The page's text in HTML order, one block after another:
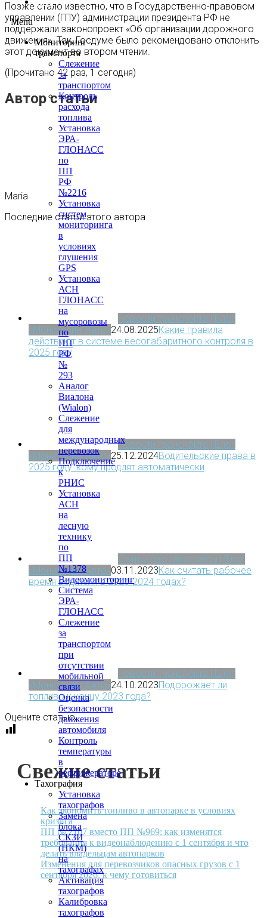
Menu
Мониторинг
транспорта
Слежение
за
транспортом
Контроль
расхода
топлива
Установка
ЭРА-
ГЛОНАСС
по
ПП
РФ
№2216
Установка
систем
мониторинга
в
условиях
глушения
GPS
Установка
АСН
ГЛОНАСС
на
мусоровозы
по
ПП
РФ
№
293
Аналог
Виалона
(Wialon)
Слежение
для
международных
перевозок
Подключение
к
РНИС
Установка
АСН
на
лесную
технику
по
ПП
№1378
Видеомониторинг
Система
ЭРА-
ГЛОНАСС
Слежение
за
транспортом
при
отсутствии
мобильной
связи
Оценка
безопасности
движения
автомобиля
Контроль
температуры
в
рефрижераторе
Тахография
Установка
тахографов
Замена
блока
СКЗИ
(НКМ)
на
тахографах
Активация
тахографов
Калибровка
тахографов
Позже стало известно, что в Государственно-правовом
управлении (ГПУ) администрации президента РФ не
поддержали законопроект «Об организации дорожного
движения». Так, Госдуме было рекомендовано отклонить
этот документ во втором чтении.
(Прочитано 42 раз, 1 сегодня)
Автор статьи
Maria
Последние статьи этого автора
Новости транспорта | Блог
«МониторингАвто»24.08.2025Какие правила
действуют в системе весогабаритного контроля в
2025 году
Новости транспорта | Блог
«МониторингАвто»25.12.2024Водительские права в
2025 году: кому продлят автоматически
Статьи про тахографы | Блог
«МониторингАвто»03.11.2023Как считать рабочее
время водителя в 2023-2024 годах?
Новости транспорта | Блог
«МониторингАвто»24.10.2023Подорожает ли
топливо к концу 2023 года?
Оцените статью
Свежие статьи
Как экономить топливо в автопарке в условиях
кризиса
ПП № 2107 вместо ПП №969: как изменятся
требования к видеонаблюдению с 1 сентября и что
делать владельцам автопарков
Изменения для перевозчиков опасных грузов с 1
сентября 2026: к чему готовиться